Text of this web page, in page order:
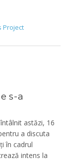
Project
s-a
astăzi, 16
a discuta
în cadrul
intens la